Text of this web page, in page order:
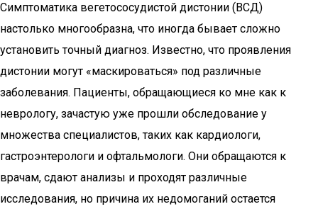
Симптоматика вегетососудистой дистонии (ВСД)
настолько многообразна, что иногда бывает сложно
установить точный диагноз. Известно, что проявления
дистонии могут «маскироваться» под различные
заболевания. Пациенты, обращающиеся ко мне как к
неврологу, зачастую уже прошли обследование у
множества специалистов, таких как кардиологи,
гастроэнтерологи и офтальмологи. Они обращаются к
врачам, сдают анализы и проходят различные
исследования, но причина их недомоганий остается